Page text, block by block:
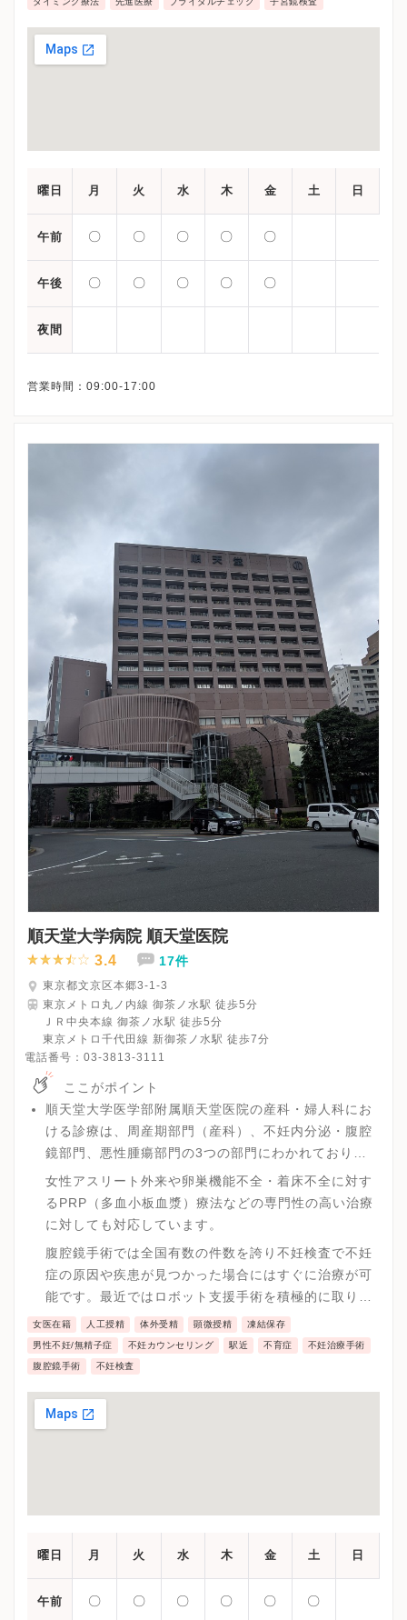
曜日 月 火 水 木 金 土 日
午前 〇 〇 〇 〇 〇
午後 〇 〇 〇 〇 〇
夜間
順天堂大学病院 順天堂医院
3.4 17件
東京都文京区本郷3-1-3
東京メトロ丸ノ内線 御茶ノ水駅 徒歩5分
ＪＲ中央本線 御茶ノ水駅 徒歩5分
東京メトロ千代田線 新御茶ノ水駅 徒歩7分
電話番号： 03-3813-3111
ここがポイント
順天堂大学医学部附属順天堂医院の産科・婦人科にお
ける診療は、周産期部門（産科）、不妊内分泌・腹腔
鏡部門、悪性腫瘍部門の3つの部門にわかれており、
それぞれにおいて特徴ある診療を行っています。
女性アスリート外来や卵巣機能不全・着床不全に対す
るPRP（多血小板血漿）療法などの専門性の高い治療
に対しても対応しています。
腹腔鏡手術では全国有数の件数を誇り不妊検査で不妊
症の原因や疾患が見つかった場合にはすぐに治療が可
能です。最近ではロボット支援手術を積極的に取り入
れるなどさらに精度が増しています。
女医在籍 人工授精 体外受精 顕微授精 凍結保存
男性不妊/無精子症 不妊カウンセリング 駅近 不育症 不妊治療手術
腹腔鏡手術 不妊検査
曜日 月 火 水 木 金 土 日
午前 〇 〇 〇 〇 〇 〇